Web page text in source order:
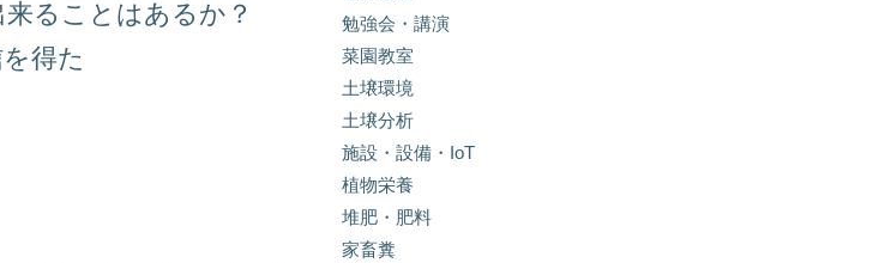
ることはあるか？
得た
勉強会・講演
菜園教室
土壌環境
土壌分析
施設・設備・IoT
植物栄養
堆肥・肥料
家畜糞